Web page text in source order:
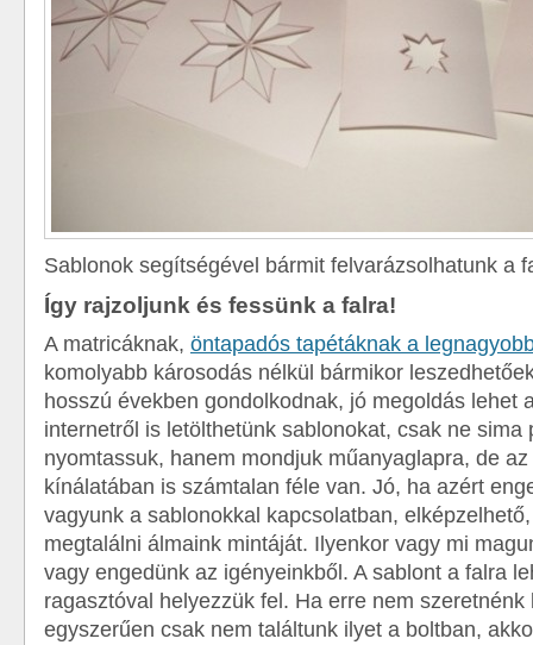
Sablonok segítségével bármit felvarázsolhatunk a
Így rajzoljunk és fessünk a falra!
A matricáknak, öntapadós tapétáknak a
komolyabb károsodás nélkül bármikor
hosszú években gondolkodnak, jó megoldás lehet
internetről is letölthetünk sablonokat, csak ne sima
nyomtassuk, hanem mondjuk műanyaglapra, de
kínálatában is számtalan féle van. Jó, ha azért
vagyunk a sablonokkal kapcsolatban,
megtalálni álmaink mintáját. Ilyenkor vagy mi
vagy engedünk az igényeinkből. A sablont a falra
ragasztóval helyezzük fel. Ha erre nem szeretnénk
egyszerűen csak nem találtunk ilyet a boltban,